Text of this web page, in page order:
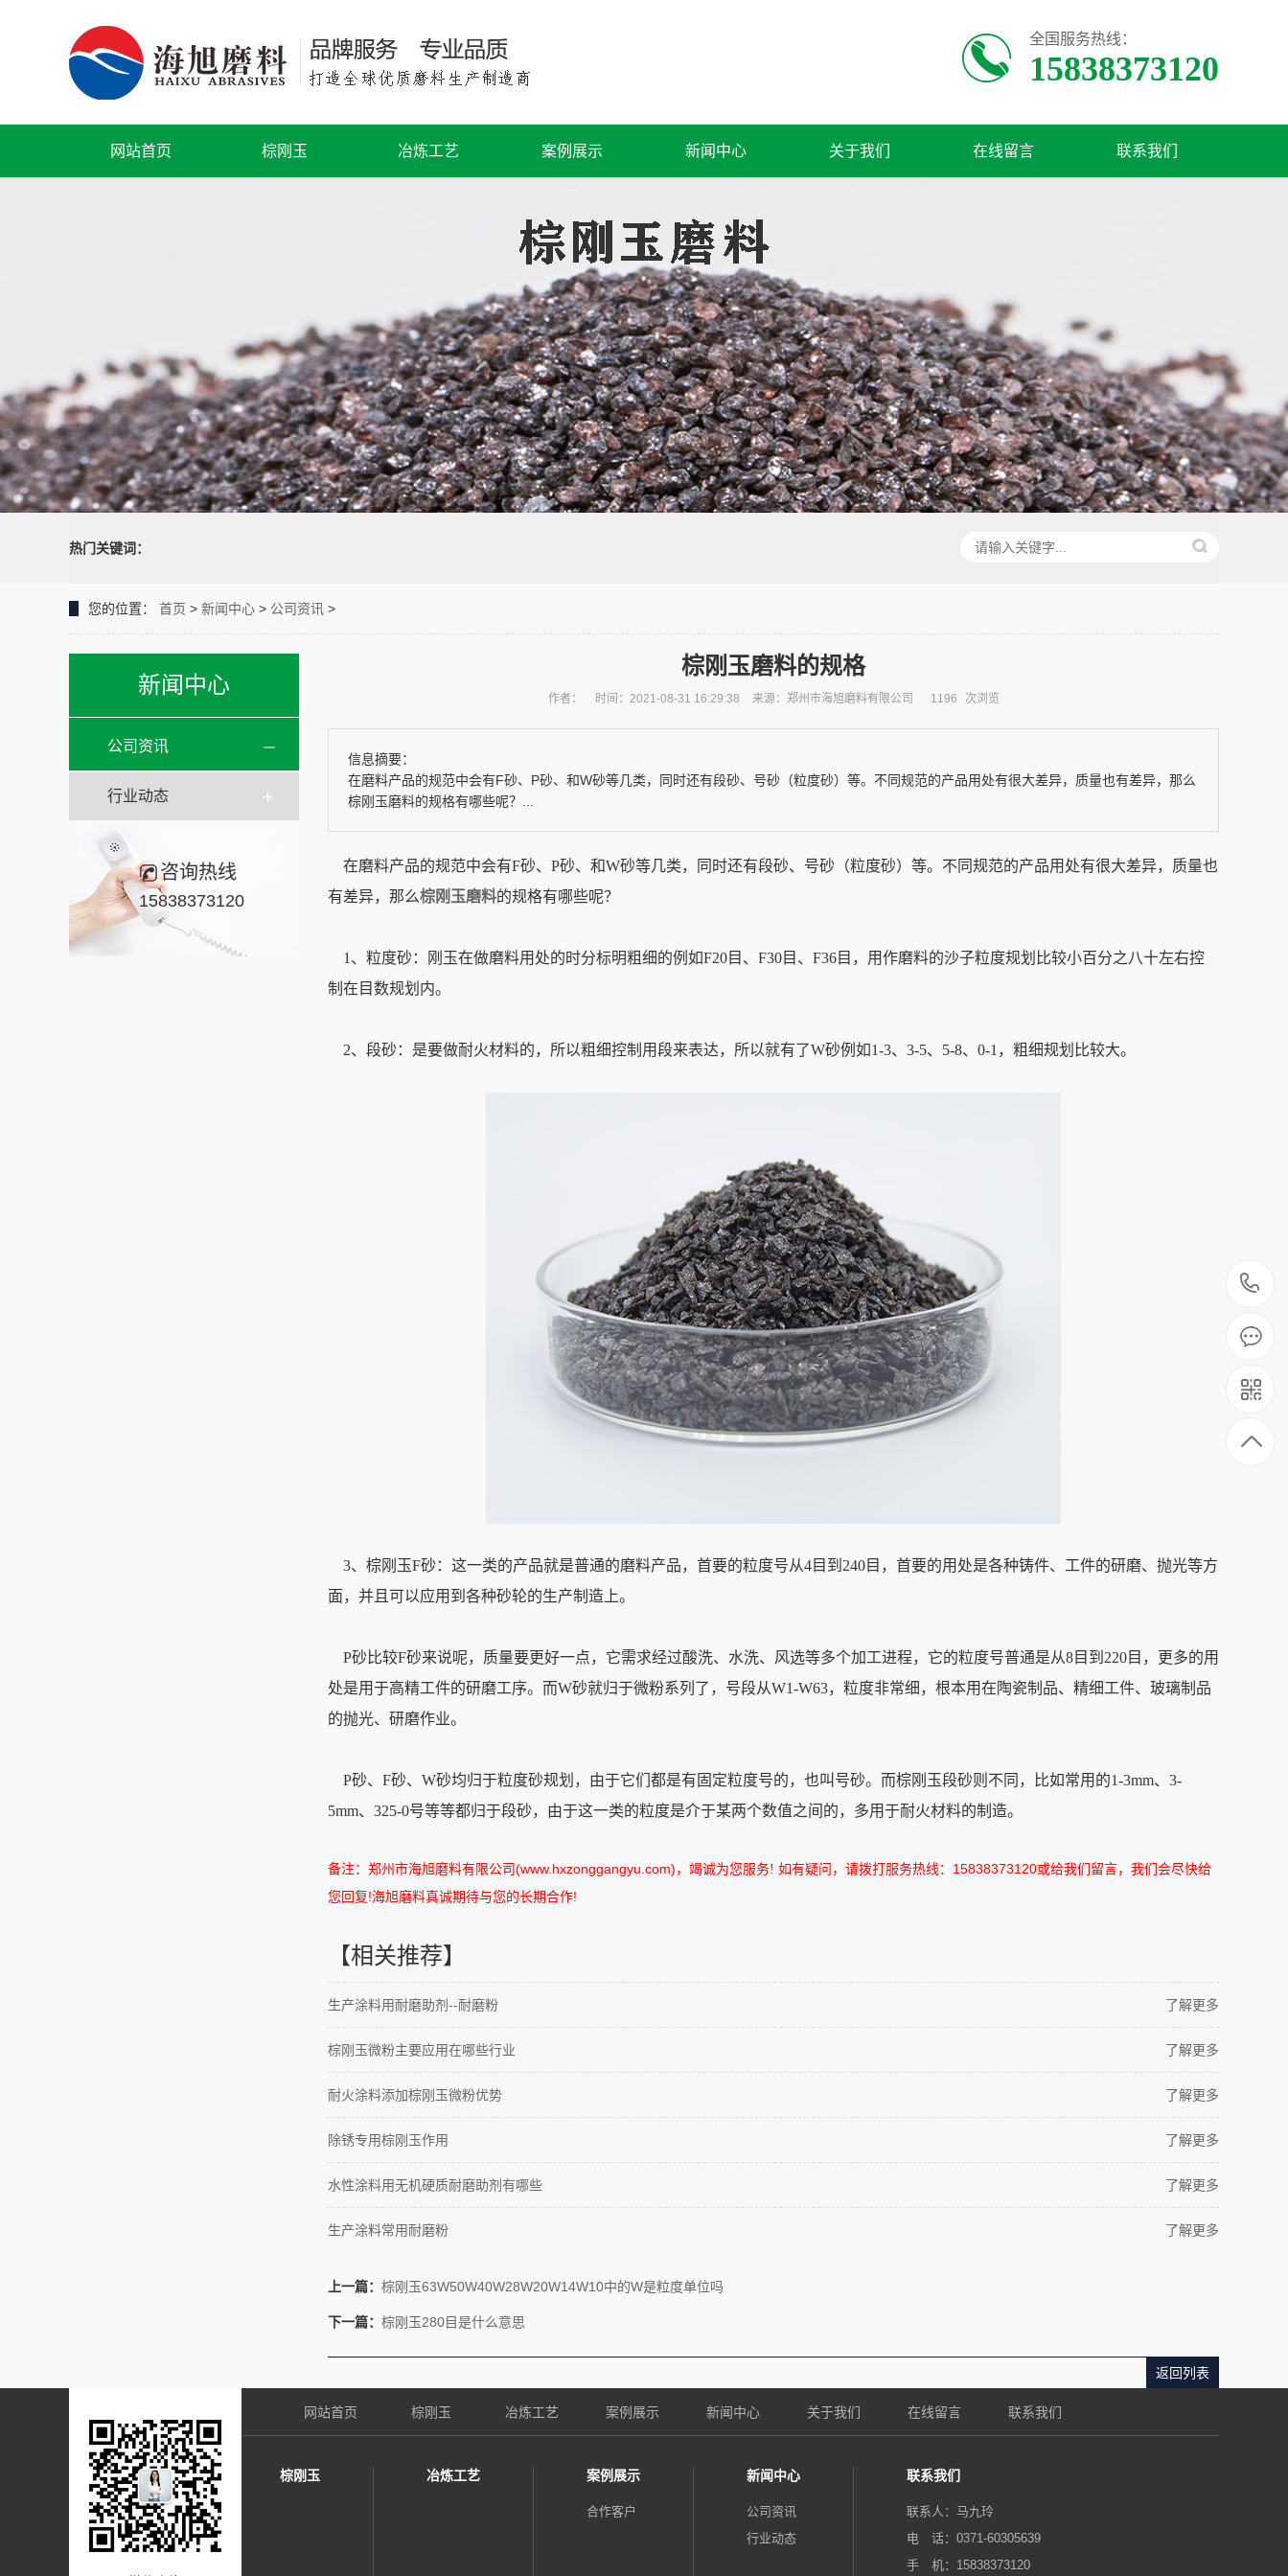
全国服务热线：
15838373120
网站首页 棕刚玉 冶炼工艺 案例展示 新闻中心 关于我们 在线留言 联系我们
热门关键词：
您的位置： 首页 > 新闻中心 > 公司资讯 >
新闻中心
公司资讯
行业动态
咨询热线
15838373120
棕刚玉磨料的规格
作者： 时间：2021-08-31 16:29:38 来源：郑州市海旭磨料有限公司 1196 次浏览
信息摘要：
在磨料产品的规范中会有F砂、P砂、和W砂等几类，同时还有段砂、号砂（粒度砂）等。不同规范的产品用处有很大差异，质量也有差异，那么
棕刚玉磨料的规格有哪些呢？...
在磨料产品的规范中会有F砂、P砂、和W砂等几类，同时还有段砂、号砂（粒度砂）等。不同规范的产品用处有很大差异，质量也
有差异，那么棕刚玉磨料的规格有哪些呢？
1、粒度砂：刚玉在做磨料用处的时分标明粗细的例如F20目、F30目、F36目，用作磨料的沙子粒度规划比较小百分之八十左右控
制在目数规划内。
2、段砂：是要做耐火材料的，所以粗细控制用段来表达，所以就有了W砂例如1-3、3-5、5-8、0-1，粗细规划比较大。
3、棕刚玉F砂：这一类的产品就是普通的磨料产品，首要的粒度号从4目到240目，首要的用处是各种铸件、工件的研磨、抛光等方
面，并且可以应用到各种砂轮的生产制造上。
P砂比较F砂来说呢，质量要更好一点，它需求经过酸洗、水洗、风选等多个加工进程，它的粒度号普通是从8目到220目，更多的用
处是用于高精工件的研磨工序。而W砂就归于微粉系列了，号段从W1-W63，粒度非常细，根本用在陶瓷制品、精细工件、玻璃制品
的抛光、研磨作业。
P砂、F砂、W砂均归于粒度砂规划，由于它们都是有固定粒度号的，也叫号砂。而棕刚玉段砂则不同，比如常用的1-3mm、3-
5mm、325-0号等等都归于段砂，由于这一类的粒度是介于某两个数值之间的，多用于耐火材料的制造。
备注：郑州市海旭磨料有限公司(www.hxzonggangyu.com)，竭诚为您服务! 如有疑问，请拨打服务热线： 15838373120或给我们留言，我们会尽快给
您回复!海旭磨料真诚期待与您的长期合作!
【相关推荐】
了解更多
生产涂料用耐磨助剂--耐磨粉
了解更多
棕刚玉微粉主要应用在哪些行业
了解更多
耐火涂料添加棕刚玉微粉优势
了解更多
除锈专用棕刚玉作用
了解更多
水性涂料用无机硬质耐磨助剂有哪些
了解更多
生产涂料常用耐磨粉
上一篇： 棕刚玉63W50W40W28W20W14W10中的W是粒度单位吗
下一篇： 棕刚玉280目是什么意思
返回列表
网站首页 棕刚玉 冶炼工艺 案例展示 新闻中心 关于我们 在线留言 联系我们
棕刚玉 冶炼工艺 案例展示
合作客户
新闻中心
公司资讯
行业动态
联系我们
联系人：马九玲
电 话：0371-60305639
手 机：15838373120